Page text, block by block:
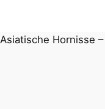
Asiatische Hornisse